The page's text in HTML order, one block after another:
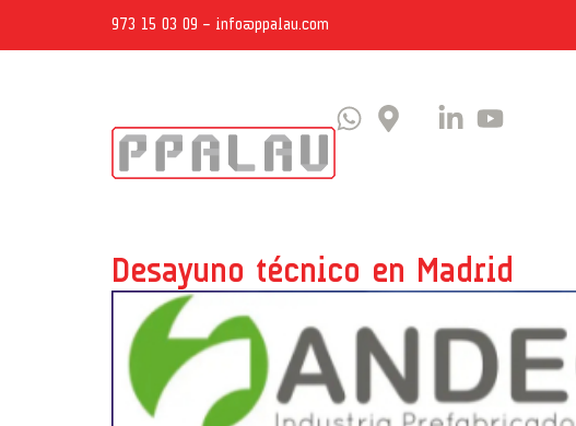
973 15 03 09 – info@ppalau.com
Desayuno técnico en Madrid